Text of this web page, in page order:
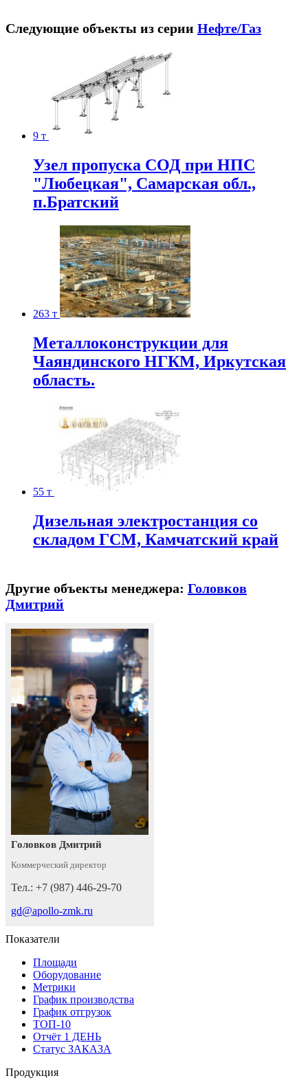
Следующие объекты из серии Нефте/Газ
9 т
Узел пропуска СОД при НПС
"Любецкая", Самарская обл.,
п.Братский
263 т
Металлоконструкции для
Чаяндинского НГКМ, Иркутская
область.
55 т
Дизельная электростанция со
складом ГСМ, Камчатский край
Другие объекты менеджера: Головков
Дмитрий
Головков Дмитрий
Коммерческий директор
Тел.: +7 (987) 446-29-70
gd@apollo-zmk.ru
Показатели
Площади
Оборудование
Метрики
График производства
График отгрузок
ТОП-10
Отчёт 1 ДЕНЬ
Статус ЗАКАЗА
Продукция